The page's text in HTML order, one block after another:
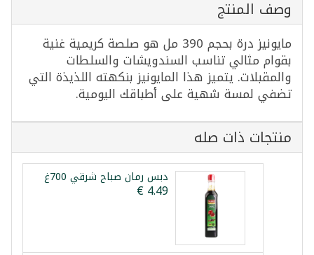
وصف المنتج
مايونيز درة بحجم 390 مل هو صلصة كريمية غنية
بقوام مثالي تناسب السندويشات والسلطات
والمقبلات. يتميز هذا المايونيز بنكهته اللذيذة التي
تضفي لمسة شهية على أطباقك اليومية.
منتجات ذات صله
دبس رمان صباح شرقي 700غ